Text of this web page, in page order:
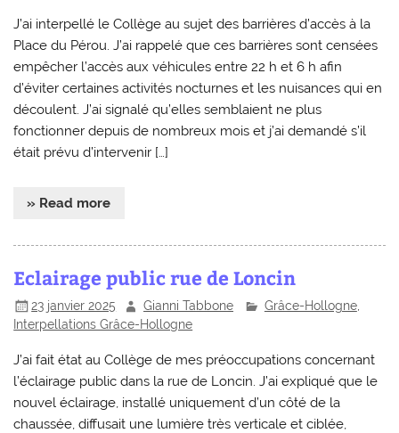
J’ai interpellé le Collège au sujet des barrières d’accès à la
Place du Pérou. J’ai rappelé que ces barrières sont censées
empêcher l’accès aux véhicules entre 22 h et 6 h afin
d’éviter certaines activités nocturnes et les nuisances qui en
découlent. J’ai signalé qu’elles semblaient ne plus
fonctionner depuis de nombreux mois et j’ai demandé s’il
était prévu d’intervenir […]
» Read more
Eclairage public rue de Loncin
23 janvier 2025 Gianni Tabbone Grâce-Hollogne,
Interpellations Grâce-Hollogne
J’ai fait état au Collège de mes préoccupations concernant
l’éclairage public dans la rue de Loncin. J’ai expliqué que le
nouvel éclairage, installé uniquement d’un côté de la
chaussée, diffusait une lumière très verticale et ciblée,